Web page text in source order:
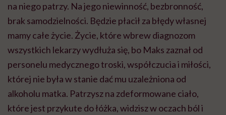
na niego patrzy. Na jego niewinność, bezbronność,
brak samodzielności. Będzie płacił za błędy własnej
mamy całe życie. Życie, które wbrew diagnozom
wszystkich lekarzy wydłuża się, bo Maks zaznał od
personelu medycznego troski, współczucia i miłości,
której nie była w stanie dać mu uzależniona od
alkoholu matka. Patrzysz na zdeformowane ciało,
które jest przykute do łóżka, widzisz w oczach ból i